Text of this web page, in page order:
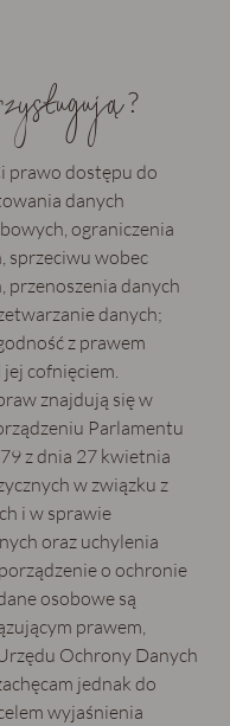
?
prawo dostępu do
danych
ograniczenia
sprzeciwu wobec
przenoszenia danych
danych;
z prawem
cofnięciem.
znajdują się w
Parlamentu
z dnia 27 kwietnia
w związku z
i w sprawie
oraz uchylenia
o ochronie
osobowe są
prawem,
Ochrony Danych
jednak do
wyjaśnienia